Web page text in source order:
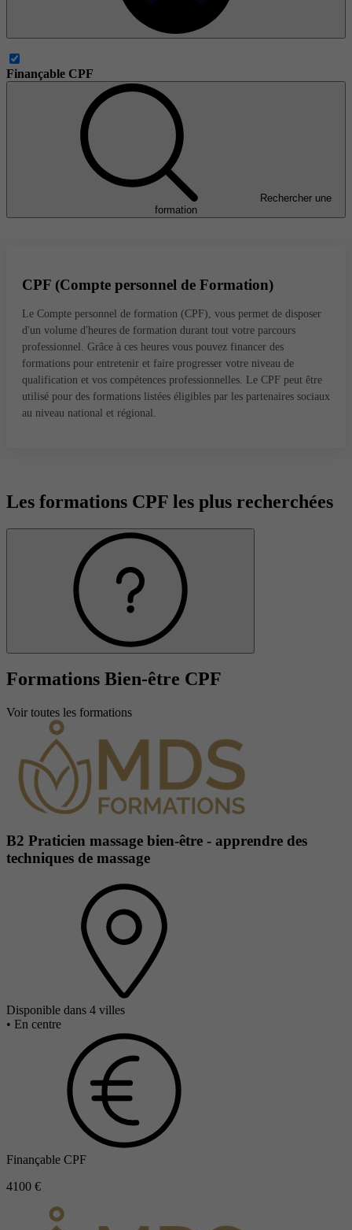
Finançable CPF
Rechercher une
formation
CPF (Compte personnel de Formation)
Le Compte personnel de formation (CPF), vous permet de disposer
d'un volume d'heures de formation durant tout votre parcours
professionnel. Grâce à ces heures vous pouvez financer des
formations pour entretenir et faire progresser votre niveau de
qualification et vos compétences professionnelles. Le CPF peut être
utilisé pour des formations listées éligibles par les partenaires sociaux
au niveau national et régional.
Les formations CPF les plus recherchées
Formations Bien-être CPF
Voir toutes les formations
B2 Praticien massage bien-être - apprendre des
techniques de massage
Disponible dans 4 villes
• En centre
Finançable CPF
4100 €